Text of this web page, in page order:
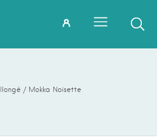
/ Mokka Noisette